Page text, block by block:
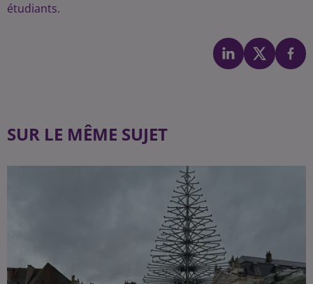
étudiants.
SUR LE MÊME SUJET